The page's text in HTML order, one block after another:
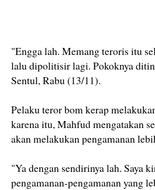
"Engga lah. Memang teroris itu
lalu dipolitisir lagi. Pokoknya
Sentul, Rabu (13/11).
Pelaku teror bom kerap
karena itu, Mahfud mengatakan
akan melakukan pengamanan
"Ya dengan sendirinya lah. Saya
pengamanan-pengamanan yang